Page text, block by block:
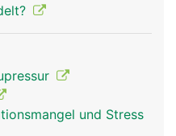
und Stress